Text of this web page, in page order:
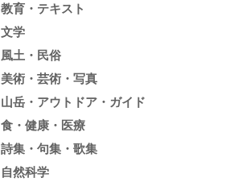
教育・テキスト
文学
風土・民俗
美術・芸術・写真
山岳・アウトドア・ガイド
食・健康・医療
詩集・句集・歌集
自然科学